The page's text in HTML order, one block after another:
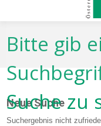
Bitte gib
Suche zu
Neue Suche
Suchergebnis nicht